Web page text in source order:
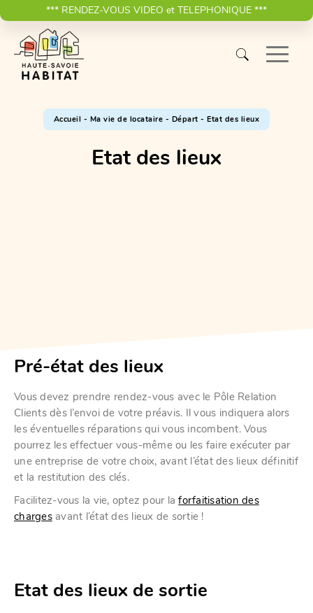
Accueil - Ma vie de locataire - Départ -Etat des lieux
Etat des lieux
Pré-état des lieux
Vous devez prendre rendez-vous avec le Pôle Relation
Clients dès l’envoi de votre préavis. Il vous indiquera alors
les éventuelles réparations qui vous incombent. Vous
pourrez les effectuer vous-même ou les faire exécuter par
une entreprise de votre choix, avant l’état des lieux définitif
et la restitution des clés.
Facilitez-vous la vie, optez pour laforfaitisation des
chargesavant l’état des lieux de sortie !
Etat des lieux de sortie
*** RENDEZ-VOUS VIDEO et TELEPHONIQUE ***